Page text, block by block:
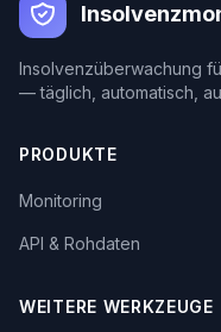
Insolvenzüberwachung
— täglich, automatisch,
PRODUKTE
Monitoring
API & Rohdaten
WEITERE WERKZEUGE